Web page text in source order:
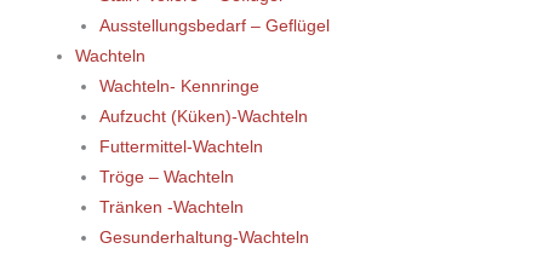
Ausstellungsbedarf – Geflügel
Wachteln
Wachteln- Kennringe
Aufzucht (Küken)-Wachteln
Futtermittel-Wachteln
Tröge – Wachteln
Tränken -Wachteln
Gesunderhaltung-Wachteln